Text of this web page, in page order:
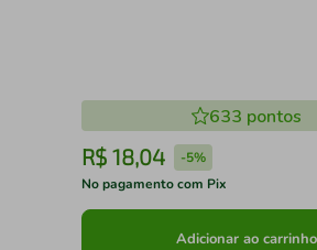
633 pontos
R$ 18,04 -5%
No pagamento com Pix
Adicionar ao carrinho